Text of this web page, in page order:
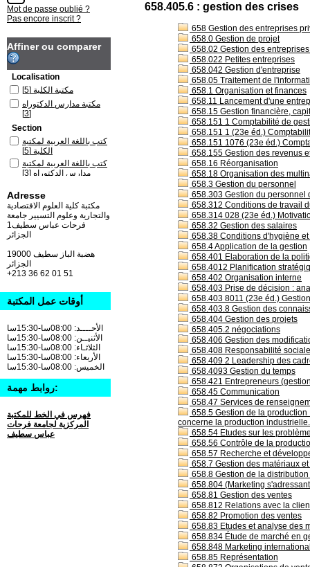
658.405.6 : gestion des crises
658 Gestion des entreprises
658.0 Gestion de projet
658.02 Gestion des
658.022 Petites entreprises
658.042 Gestion d'entreprise
658.05 Traitement de
658.1 Organisation et finances
658.11 Lancement d'une
658.15 Gestion financière,
658.151 1 Comptabilité de
658.151 1 (23e éd.)
658.151 1076 (23e éd.)
658.155 Gestion des revenus
658.16 Réorganisation
658.18 Organisation des
658.3 Gestion du personnel
658.303 Gestion du
658.312 Conditions de travail
658.314 028 (23e éd.)
658.32 Gestion des salaires
658.38 Conditions d'hygiène
658.4 Application de la gestion
658.401 Elaboration de la
658.4012 Planification
658.402 Organisation interne
658.403 Prise de décision :
658.403 8011 (23e éd.)
658.403.8 Gestion des
658.404 Gestion des projets
658.405.2 négociations
658.406 Gestion des
658.408 Responsabilité
658.409 2 Leadership des
658.4093 Gestion du temps
658.421 Entrepreneurs
658.45 Communication
658.47 Services de
658.5 Gestion de la
concerne la production
658.54 Etudes sur les
658.56 Contrôle de la
658.57 Recherche et
658.7 Gestion des matériaux
658.8 Gestion de la
658.804 (Marketing
658.81 Gestion des ventes
658.812 Relations avec la
658.82 Promotion des ventes
658.83 Etudes et analyse des
658.834 Étude de marché en
658.848 Marketing
658.85 Représentation
Mot de passe oublié ?
Pas encore inscrit ?
Affiner ou comparer
Localisation
مكتبة الكلية [5]
مكتبة مدارس الدكتوراه
[3]
Section
كتب باللغة العربية لمكتبة
الكلية [5]
كتب باللغة العربية لمكتبة
مدارس الدكتوراه [3]
Adresse
مكتبة كلية العلوم الاقتصادية
والتجارية وعلوم التسيير جامعة
فرحات عباس سطيف1
الجزائر
19000 هضبة الباز سطيف
+213 36 62 01 51
أوقات عمل المكتبة
الأحــــد: 08:00سا-15:30سا
الأثنيــن: 08:00سا-15:30سا
الثلاثـاء: 08:00سا-15:30سا
الأربعاء: 08:00سا-15:30سا
الخميس: 08:00سا-15:30سا
روابط مهمة:
فهرس في الخط للمكتبة
المركزية لجامعة فرحات
عباس سطيف